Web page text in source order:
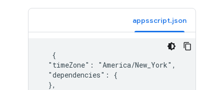
appsscript.json
   {
  "timeZone": "America/New_York",
  "dependencies": {
  },